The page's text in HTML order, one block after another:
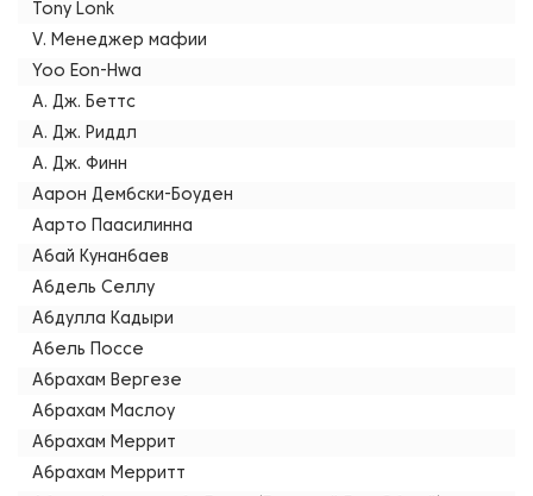
Tony Lonk
V. Менеджер мафии
Yoo Eon-Hwa
А. Дж. Беттс
А. Дж. Риддл
А. Дж. Финн
Аарон Дембски-Боуден
Аарто Паасилинна
Абай Кунанбаев
Абдель Селлу
Абдулла Кадыри
Абель Поссе
Абрахам Вергезе
Абрахам Маслоу
Абрахам Меррит
Абрахам Мерритт